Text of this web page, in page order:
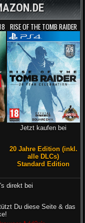
RISE OF THE TOMB RAIDER
Jetzt kaufen bei
20 Jahre Edition (inkl.
alle DLCs)
Standard Edition
direkt bei
Du diese Seite & das